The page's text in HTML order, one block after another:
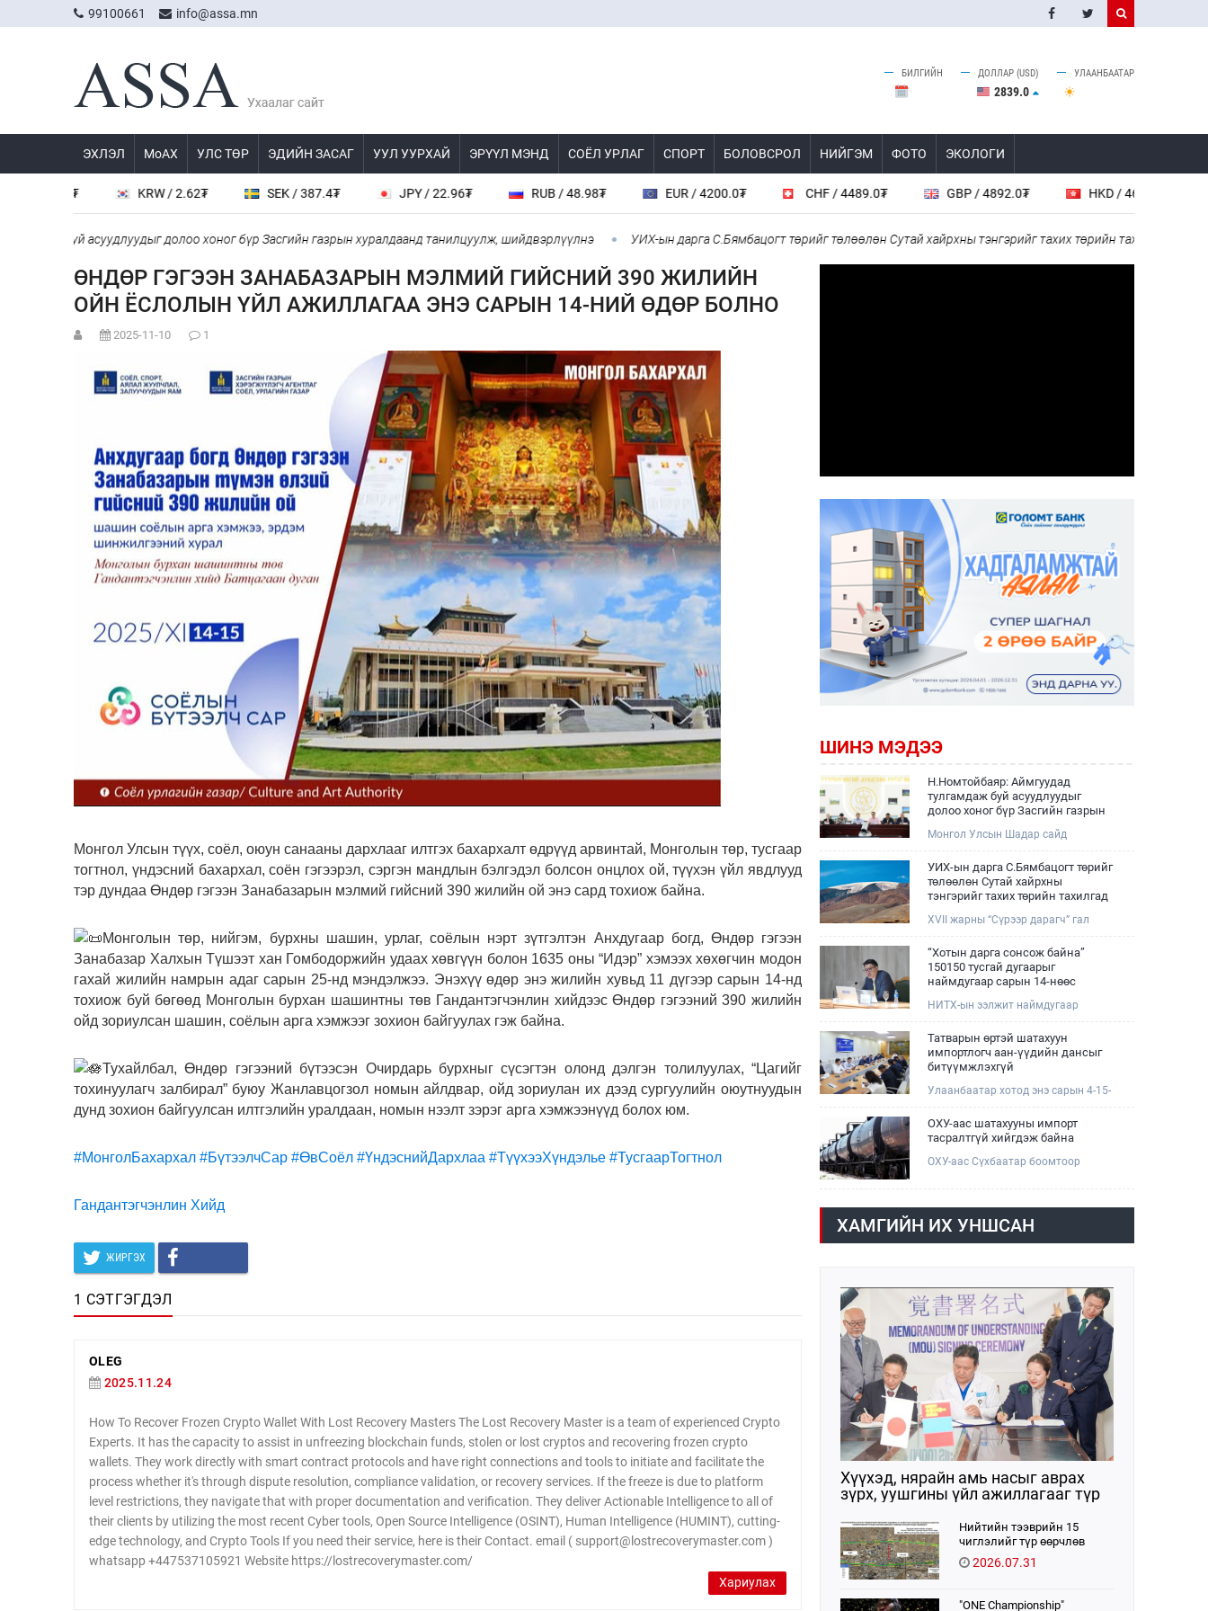
99100661 info@assa.mn
БИЛГИЙН ДОЛЛАР (USD)
2839.0
УЛААНБААТАР
ЭХЛЭЛ МоАХ УЛС ТӨР ЭДИЙН ЗАСАГ УУЛ УУРХАЙ ЭРҮҮЛ МЭНД СОЁЛ УРЛАГ СПОРТ БОЛОВСРОЛ НИЙГЭМ ФОТО ЭКОЛОГИ
KRW / 2.62₮ SEK / 387.4₮ JPY / 22.96₮ RUB / 48.98₮ EUR / 4200.0₮ CHF / 4489.0₮ GBP / 4892.0₮ HKD / 461.5₮
буй асуудлуудыг долоо хоног бүр Засгийн газрын хуралдаанд танилцуулж, шийдвэрлүүлнэ УИХ-ын дарга С.Бямбацогт төрийг төлөөлөн Сутай хайрхны тэнгэрийг тахих төрийн тахилгад оролцлоо
ӨНДӨР ГЭГЭЭН ЗАНАБАЗАРЫН МЭЛМИЙ ГИЙСНИЙ 390 ЖИЛИЙН
ОЙН ЁСЛОЛЫН ҮЙЛ АЖИЛЛАГАА ЭНЭ САРЫН 14-НИЙ ӨДӨР БОЛНО
2025-11-10 1
Монгол Улсын түүх, соёл, оюун санааны дархлааг илтгэх бахархалт өдрүүд арвинтай, Монголын төр, тусгаар
тогтнол, үндэсний бахархал, соён гэгээрэл, сэргэн мандлын бэлгэдэл болсон онцлох ой, түүхэн үйл явдлууд
тэр дундаа Өндөр гэгээн Занабазарын мэлмий гийсний 390 жилийн ой энэ сард тохиож байна.
Монголын төр, нийгэм, бурхны шашин, урлаг, соёлын нэрт зүтгэлтэн Анхдугаар богд, Өндөр гэгээн
Занабазар Халхын Түшээт хан Гомбодоржийн удаах хөвгүүн болон 1635 оны “Идэр” хэмээх хөхөгчин модон
гахай жилийн намрын адаг сарын 25-нд мэндэлжээ. Энэхүү өдөр энэ жилийн хувьд 11 дүгээр сарын 14-нд
тохиож буй бөгөөд Монголын бурхан шашинтны төв Гандантэгчэнлин хийдээс Өндөр гэгээний 390 жилийн
ойд зориулсан шашин, соёлын арга хэмжээг зохион байгуулах гэж байна.
Тухайлбал, Өндөр гэгээний бүтээсэн Очирдарь бурхныг сүсэгтэн олонд дэлгэн толилуулах, “Цагийг
тохинуулагч залбирал” буюу Жанлавцогзол номын айлдвар, ойд зориулан их дээд сургуулийн оюутнуудын
дунд зохион байгуулсан илтгэлийн уралдаан, номын нээлт зэрэг арга хэмжээнүүд болох юм.
#МонголБахархал #БүтээлчСар #ӨвСоёл #ҮндэснийДархлаа #ТүүхээХүндэлье #ТусгаарТогтнол
Гандантэгчэнлин Хийд
ЖИРГЭХ
1 СЭТГЭГДЭЛ
OLEG
2025.11.24
How To Recover Frozen Crypto Wallet With Lost Recovery Masters The Lost Recovery Master is a team of experienced Crypto
Experts. It has the capacity to assist in unfreezing blockchain funds, stolen or lost cryptos and recovering frozen crypto
wallets. They work directly with smart contract protocols and have right connections and tools to initiate and facilitate the
process whether it's through dispute resolution, compliance validation, or recovery services. If the freeze is due to platform
level restrictions, they navigate that with proper documentation and verification. They deliver Actionable Intelligence to all of
their clients by utilizing the most recent Cyber tools, Open Source Intelligence (OSINT), Human Intelligence (HUMINT), cutting-
edge technology, and Crypto Tools If you need their service, here is their Contact. email ( support@lostrecoverymaster.com )
whatsapp +447537105921 Website https://lostrecoverymaster.com/
Хариулах
ШИНЭ МЭДЭЭ
Н.Номтойбаяр: Аймгуудад
тулгамдаж буй асуудлуудыг
долоо хоног бүр Засгийн газрын
шийдвэрлүүлнэ
Монгол Улсын Шадар сайд
Дундговь аймагт ажиллалаа.
Ерөнхий сайдын 10 дугаар албан
даалгавар, Улсын Онцгой комиссын
даргын 3 дугаар тушаалын хүрээнд
Өмнөговь аймагт байгаль орчин,
200 гаруйг нь арилгуулаад байна.
УИХ-ын дарга С.Бямбацогт төрийг
төлөөлөн Сутай хайрхны
тэнгэрийг тахих төрийн тахилгад
XVII жарны “Сүрээр дарагч” гал
хонь сарын 23-ны өлзий
дэмбэрэлтэй өдөр /2026.08.06/
Сутай хайрхны тэнгэрийг тайх
төрийн тахилга боллоо.
“Хотын дарга сонсож байна”
150150 тусгай дугаарыг
наймдугаар сарын 14-нөөс
НИТХ-ын ээлжит наймдугаар
хуралдаанаар нийслэлийн нутгийн
захиргааны байгууллага, албан
тушаалтанд 2025, 2026 оны эхний
хагас жилийн байдлаар иргэдээс
ирсэн өргөдөл, гомдлын
мэдээллийг сонслоо.
Татварын өртэй шатахуун
импортлогч аан-үүдийн дансыг
битүүмжлэхгүй
Улаанбаатар хотод энэ сарын 4-15-
дугаарын зохицуулалтаар нэг удаа
50,000 төгрөгт автобензин олгож
буй. Эхний үр дүнд, шатахуун түгээх
станцуудын өдрийн борлуулалт
Ашигт малтмал, газрын тосны
газраас танилцууллаа.
ОХУ-аас шатахууны импорт
тасралтгүй хийгдэж байна
ОХУ-аас Сүхбаатар боомтоор
Наймдугаар сарын 06-ны өдөр
/02:30 цагт/ 7 вагон буюу 420 тонн
АИ-92 автобензин орж иржээ.
ХАМГИЙН ИХ УНШСАН
Хүүхэд, нярайн амь насыг аврах
зүрх, уушгины үйл ажиллагааг түр
ЭХЭМҮТ-д нэвтрүүлнэНийтийн тээврийн 15
чиглэлийг түр өөрчлөв
2026.07.31
"ONE Championship"